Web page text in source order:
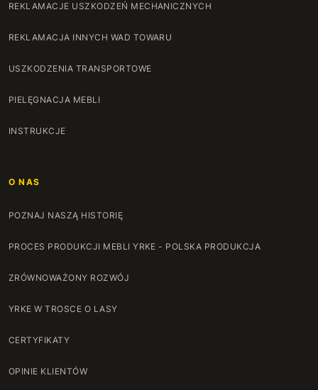
REKLAMACJE USZKODZEŃ MECHANICZNYCH
REKLAMACJA INNYCH WAD TOWARU
USZKODZENIA TRANSPORTOWE
PIELĘGNACJA MEBLI
INSTRUKCJE
O NAS
POZNAJ NASZĄ HISTORIĘ
PROCES PRODUKCJI MEBLI YRKE - POLSKA PRODUKCJA
ZRÓWNOWAŻONY ROZWÓJ
YRKE W TROSCE O LASY
CERTYFIKATY
OPINIE KLIENTÓW